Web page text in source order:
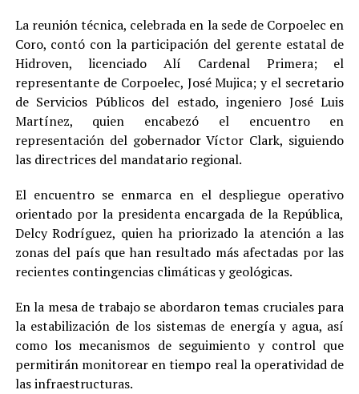
La reunión técnica, celebrada en la sede de Corpoelec en
Coro, contó con la participación del gerente estatal de
Hidroven, licenciado Alí Cardenal Primera; el
representante de Corpoelec, José Mujica; y el secretario
de Servicios Públicos del estado, ingeniero José Luis
Martínez, quien encabezó el encuentro en
representación del gobernador Víctor Clark, siguiendo
las directrices del mandatario regional.
El encuentro se enmarca en el despliegue operativo
orientado por la presidenta encargada de la República,
Delcy Rodríguez, quien ha priorizado la atención a las
zonas del país que han resultado más afectadas por las
recientes contingencias climáticas y geológicas.
En la mesa de trabajo se abordaron temas cruciales para
la estabilización de los sistemas de energía y agua, así
como los mecanismos de seguimiento y control que
permitirán monitorear en tiempo real la operatividad de
las infraestructuras.